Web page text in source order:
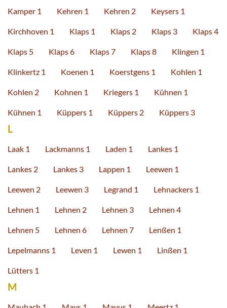
Kamper 1 Kehren 1 Kehren 2 Keysers 1
Kirchhoven 1 Klaps 1 Klaps 2 Klaps 3 Klaps 4
Klaps 5 Klaps 6 Klaps 7 Klaps 8 Klingen 1
Klinkertz 1 Koenen 1 Koerstgens 1 Kohlen 1
Kohlen 2 Kohnen 1 Kriegers 1 Kühnen 1
Kühnen 1 Küppers 1 Küppers 2 Küppers 3
L
Laak 1 Lackmanns 1 Laden 1 Lankes 1
Lankes 2 Lankes 3 Lappen 1 Leewen 1
Leewen 2 Leewen 3 Legrand 1 Lehnackers 1
Lehnen 1 Lehnen 2 Lehnen 3 Lehnen 4
Lehnen 5 Lehnen 6 Lehnen 7 Lenßen 1
Lepelmanns 1 Leven 1 Lewen 1 Linßen 1
Lütters 1
M